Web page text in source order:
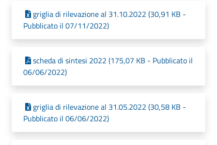
griglia di rilevazione al 31.10.2022 (30,91 KB -
Pubblicato il 07/11/2022)
scheda di sintesi 2022 (175,07 KB - Pubblicato il
06/06/2022)
griglia di rilevazione al 31.05.2022 (30,58 KB -
Pubblicato il 06/06/2022)